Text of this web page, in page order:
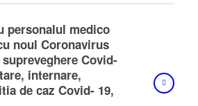
personalul medico
noul Coronavirus
Covid-
internare,
de caz Covid- 19,